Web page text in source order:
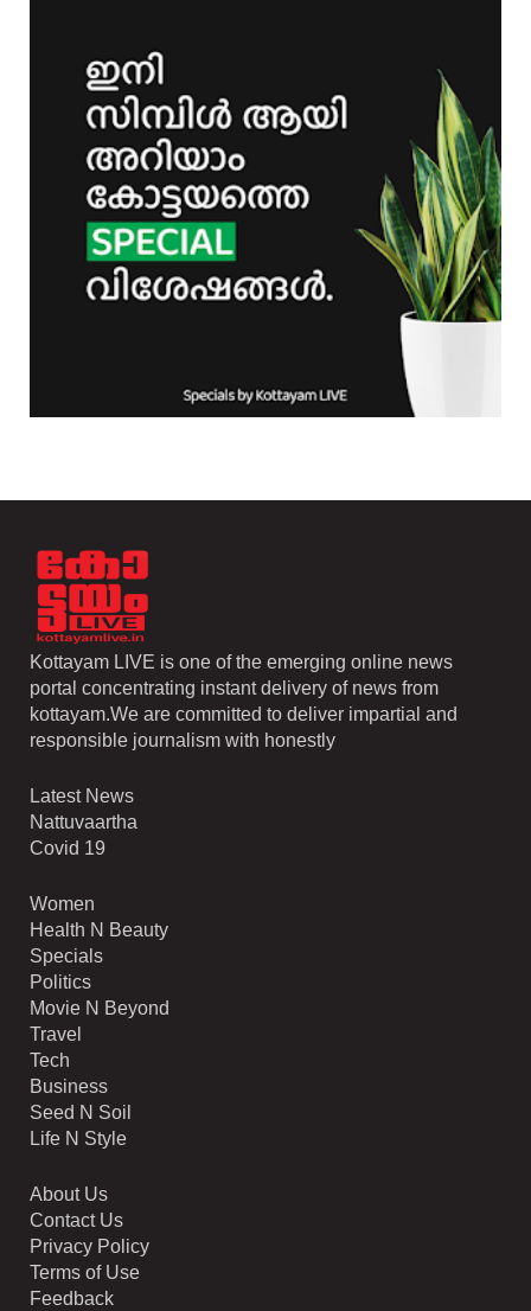
Kottayam LIVE is one of the emerging online news
portal concentrating instant delivery of news from
kottayam.We are committed to deliver impartial and
responsible journalism with honestly
Latest News
Nattuvaartha
Covid 19
Women
Health N Beauty
Specials
Politics
Movie N Beyond
Travel
Tech
Business
Seed N Soil
Life N Style
About Us
Contact Us
Privacy Policy
Terms of Use
Feedback